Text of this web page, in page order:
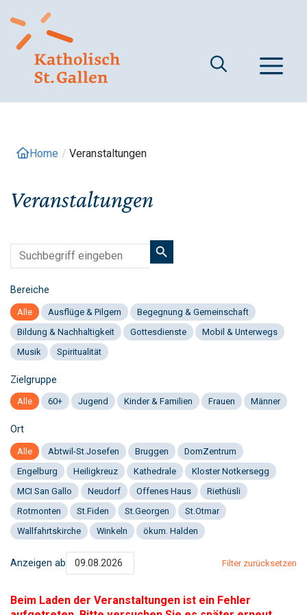
zum
Inhalt
Home / Veranstaltungen
Veranstaltungen
Bereiche
Alle Ausflüge & Pilgern
Begegnung & Gemeinschaft
Bildung & Nachhaltigkeit
Gottesdienste
Mobil & Unterwegs
Musik
Spiritualität
Zielgruppe
Alle 60+ Jugend Kinder & Familien Frauen Männer
Ort
Alle Abtwil-St.Josefen Bruggen
DomZentrum
Engelburg
Heiligkreuz Kathedrale
Kloster Notkersegg
MCI San Gallo
Neudorf Offenes Haus
Riethüsli
Rotmonten
St.Fiden St.Georgen
St.Otmar
Wallfahrtskirche
Winkeln ökum. Halden
Anzeigen ab Filter zurücksetzen
Beim Laden der Veranstaltungen ist ein Fehler